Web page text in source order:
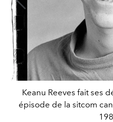
Keanu Reeves fait ses
épisode de la sitcom